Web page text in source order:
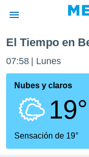
de
por
que se
calidad.
a este
las
El Tiempo en
07:58 Lunes
Nubes y claros
19°
Sensación de 19°